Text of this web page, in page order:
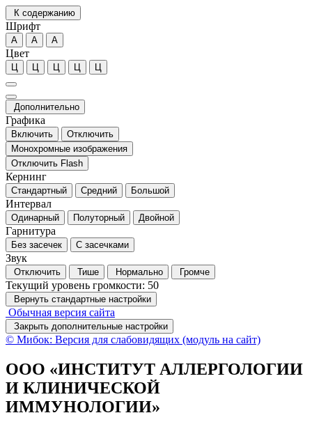
К содержанию
Шрифт
А А А
Цвет
Ц Ц Ц Ц Ц
Дополнительно
Графика
Включить
Отключить
Монохромные изображения
Отключить Flash
Кернинг
Стандартный Средний Большой
Интервал
Одинарный Полуторный Двойной
Гарнитура
Без засечек С засечками
Звук
Отключить Тише Нормально Громче
Текущий уровень громкости: 50
Вернуть стандартные настройки
Обычная версия сайта
Закрыть дополнительные настройки
© Мибок: Версия для слабовидящих (модуль на сайт)
ООО «ИНСТИТУТ АЛЛЕРГОЛОГИИ
И КЛИНИЧЕСКОЙ
ИММУНОЛОГИИ»